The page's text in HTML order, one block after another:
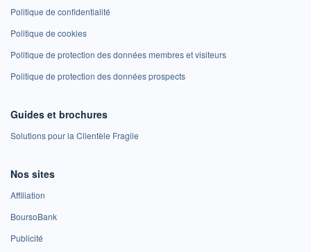
Politique de confidentialité
Politique de cookies
Politique de protection des données membres et visiteurs
Politique de protection des données prospects
Guides et brochures
Solutions pour la Clientèle Fragile
Nos sites
Affiliation
BoursoBank
Publicité